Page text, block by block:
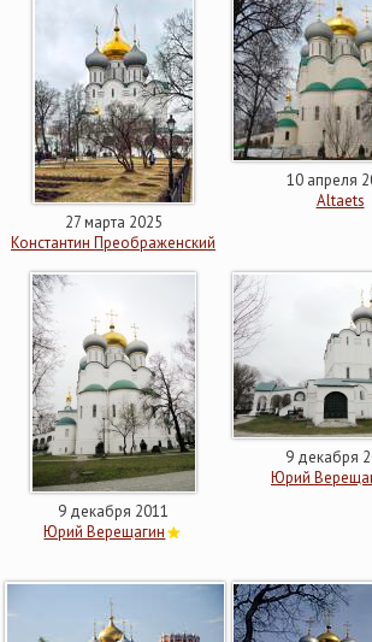
27 марта 2025
Константин Преображенский
10 апреля
Altaets
9 декабря 2011
Юрий Верещагин
9 декабря
Юрий